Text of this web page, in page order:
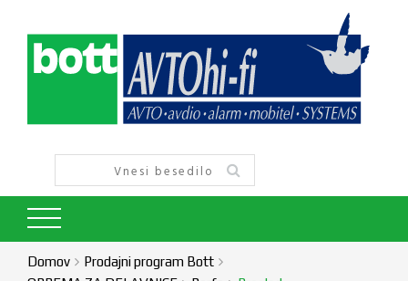
Domov
Prodajni program Bott